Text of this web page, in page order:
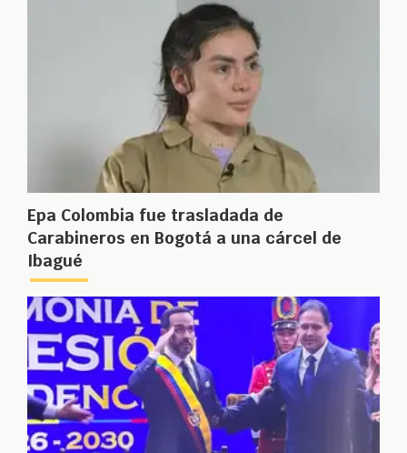
Epa Colombia fue trasladada de
Carabineros en Bogotá a una cárcel de
Ibagué